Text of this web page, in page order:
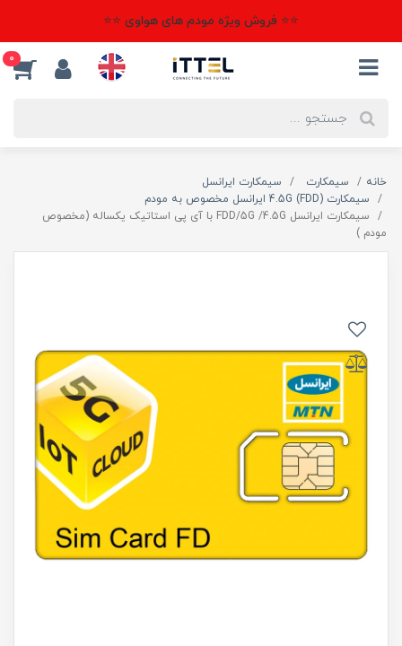
⭐⭐ فروش ویژه مودم های هواوی ⭐⭐
0
خانه سیمکارت
سیمکارت ایرانسل
سیمکارت 4.5G (FDD) ایرانسل مخصوص به مودم
سیمکارت ایرانسل FDD/5G /4.5G با آی پی استاتیک یکساله (مخصوص
مودم )